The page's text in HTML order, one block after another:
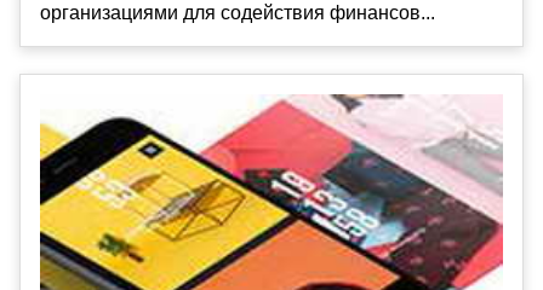
организациями для содействия финансов...